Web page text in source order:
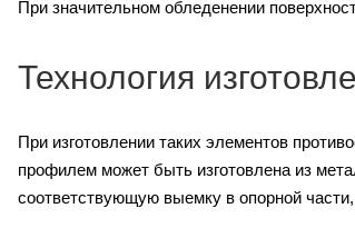
При значительном обледенении
Технология
При изготовлении таких элементов
профилем может быть изготовлена ​​из
соответствующую выемку в опорной